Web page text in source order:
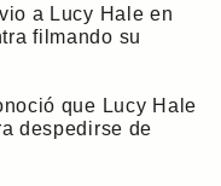
a Lucy Hale en
filmando su
que Lucy Hale
despedirse de